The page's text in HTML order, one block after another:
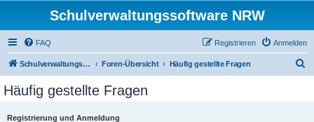
Schulverwaltungssoftware NRW
FAQ Anmelden
Registrieren
Schulverwaltungssoftware NRW Foren-Übersicht Häufig gestellte Fragen
Häufig gestellte Fragen
Registrierung und Anmeldung